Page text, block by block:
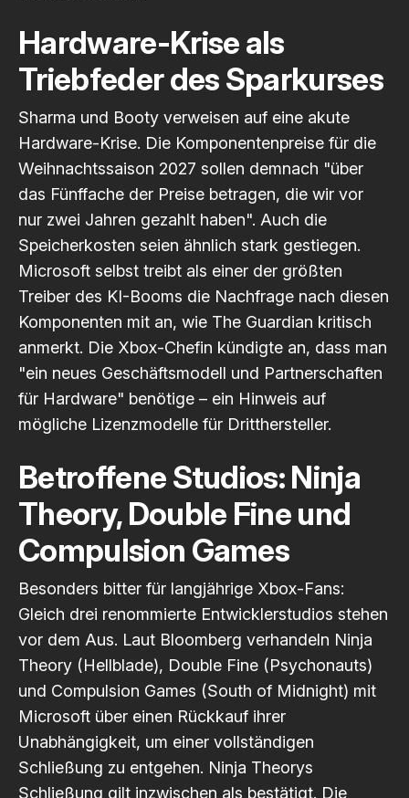
Hardware-Krise als
Triebfeder des Sparkurses
Sharma und Booty verweisen auf eine akute
Hardware-Krise. Die Komponentenpreise für die
Weihnachtssaison 2027 sollen demnach "über
das Fünffache der Preise betragen, die wir vor
nur zwei Jahren gezahlt haben". Auch die
Speicherkosten seien ähnlich stark gestiegen.
Microsoft selbst treibt als einer der größten
Treiber des KI-Booms die Nachfrage nach diesen
Komponenten mit an, wie The Guardian kritisch
anmerkt. Die Xbox-Chefin kündigte an, dass man
"ein neues Geschäftsmodell und Partnerschaften
für Hardware" benötige – ein Hinweis auf
mögliche Lizenzmodelle für Dritthersteller.
Betroffene Studios: Ninja
Theory, Double Fine und
Compulsion Games
Besonders bitter für langjährige Xbox-Fans:
Gleich drei renommierte Entwicklerstudios stehen
vor dem Aus. Laut Bloomberg verhandeln Ninja
Theory (Hellblade), Double Fine (Psychonauts)
und Compulsion Games (South of Midnight) mit
Microsoft über einen Rückkauf ihrer
Unabhängigkeit, um einer vollständigen
Schließung zu entgehen. Ninja Theorys
Schließung gilt inzwischen als bestätigt. Die